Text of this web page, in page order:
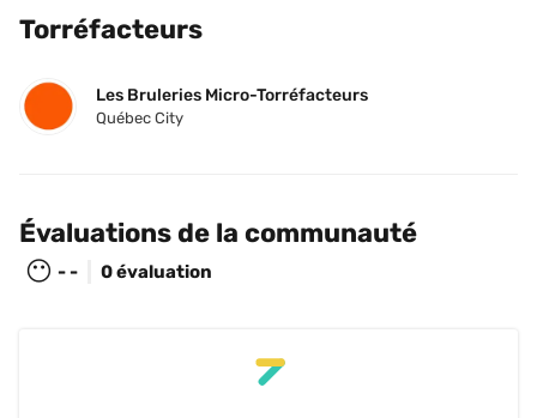
Torréfacteurs
Les Bruleries Micro-Torréfacteurs
Québec City
Évaluations de la communauté
😶 - - 0 évaluation